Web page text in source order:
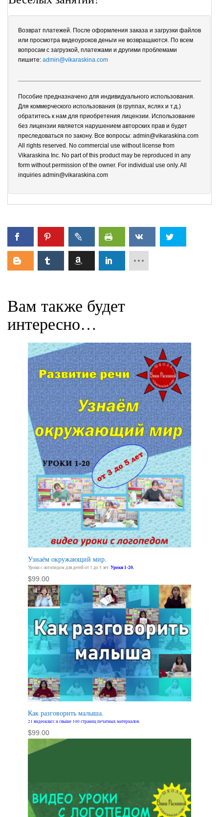
Возврат платежей. После оформления заказа и загрузки файлов
или просмотра видеоуроков деньги не возвращаются. По всем
вопросам с загрузкой, платежами и другими проблемами
пишите: admin@vikaraskina.com
Пособие предназначено для индивидуального использования.
Для коммерческого использования (в группах, яслях и т.д.)
обратитесь к нам для приобретения лицензии. Использование
без лицензии является нарушением авторских прав и будет
преследоваться по закону. Все вопросы: admin@vikaraskina.com
All rights reserved. No commercial use without license from
Vikaraskina Inc. No part of this product may be reproduced in any
form without permission of the owner. For individual use only. All
inquiries admin@vikaraskina.com
Вам также будет
интересно…
Узнаём окружающий мир.
Уроки с логопедом для детей от 3 до 5 лет.Уроки 1-20.
$99.00
Как разговорить малыша.
21 видеокласс и свыше 100 страниц печатных материалов.
$99.00